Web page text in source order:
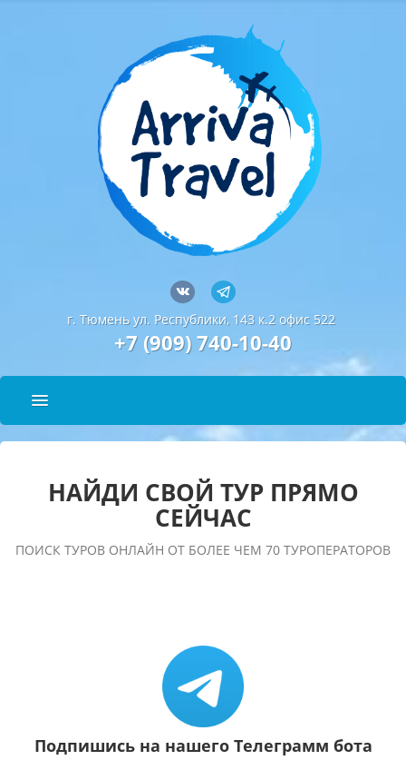
г. Тюмень ул. Республики, 143 к.2 офис 522
+7 (909) 740-10-40
НАЙДИ СВОЙ ТУР ПРЯМО
СЕЙЧАС
ПОИСК ТУРОВ ОНЛАЙН ОТ БОЛЕЕ ЧЕМ 70 ТУРОПЕРАТОРОВ
Подпишись на нашего Телеграмм бота